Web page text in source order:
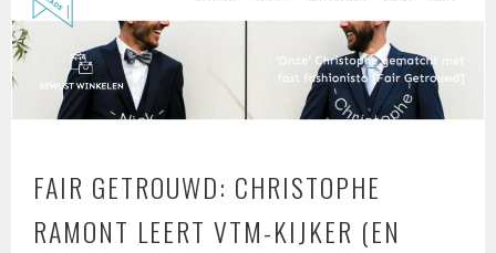
FAIR GETROUWD: CHRISTOPHE
RAMONT LEERT VTM-KIJKER (EN